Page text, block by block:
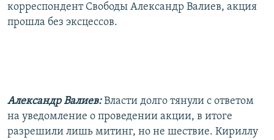
корреспондент Свободы Александр Валиев, акция
прошла без эксцессов.
Александр Валиев:Власти долго тянули с ответом
на уведомление о проведении акции, в итоге
разрешили лишь митинг, но не шествие. Кириллу